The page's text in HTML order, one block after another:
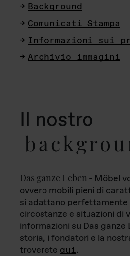
Background
Comunicati Stampa
Informazioni sui
Archivio immagini
Il nostro
Das ganze Leben - Möbel
ovvero mobili pieni di
si adattano perfettamente
circostanze e situazioni di
informazioni su Das ganze
storia, i fondatori e la
troverete qui.